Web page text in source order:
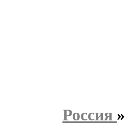
Россия »